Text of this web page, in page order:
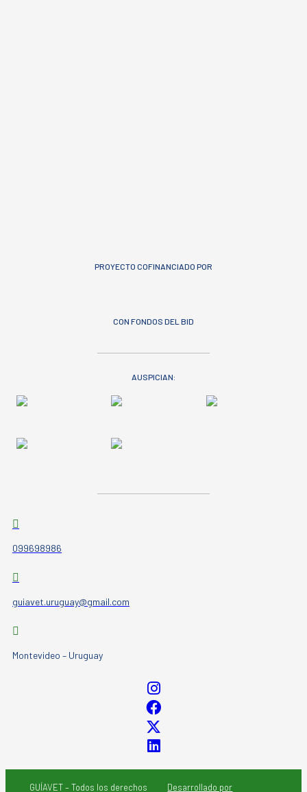
PROYECTO COFINANCIADO POR
CON FONDOS DEL BID
AUSPICIAN:
099698986
guiavet.uruguay@gmail.com
Montevideo – Uruguay
GUÍAVET – Todos los derechos Desarrollado por